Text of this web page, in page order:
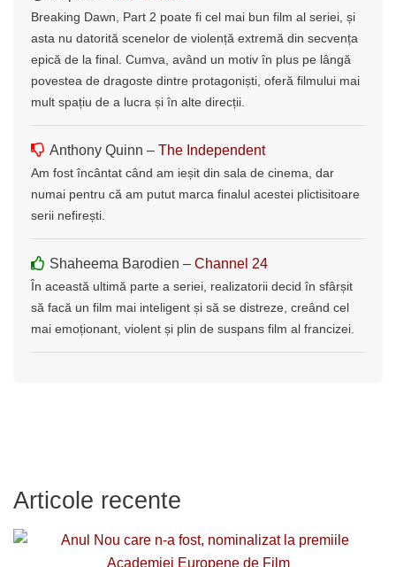
Breaking Dawn, Part 2 poate fi cel mai bun film al seriei, și
asta nu datorită scenelor de violență extremă din secvența
epică de la final. Cumva, având un motiv în plus pe lângă
povestea de dragoste dintre protagoniști, oferă filmului mai
mult spațiu de a lucra și în alte direcții.
Anthony Quinn – The Independent
Am fost încântat când am ieșit din sala de cinema, dar
numai pentru că am putut marca finalul acestei plictisitoare
serii nefirești.
Shaheema Barodien – Channel 24
În această ultimă parte a seriei, realizatorii decid în sfârșit
să facă un film mai inteligent și să se distreze, creând cel
mai emoționant, violent și plin de suspans film al francizei.
Articole recente